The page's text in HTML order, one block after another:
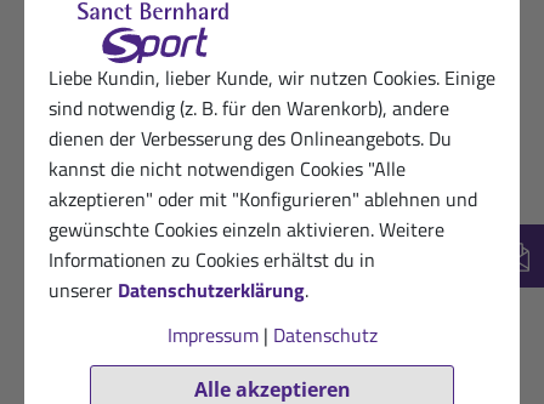
Liebe Kundin, lieber Kunde, wir nutzen Cookies. Einige
sind notwendig (z. B. für den Warenkorb), andere
dienen der Verbesserung des Onlineangebots. Du
kannst die nicht notwendigen Cookies "Alle
akzeptieren" oder mit "Konfigurieren" ablehnen und
gewünschte Cookies einzeln aktivieren. Weitere
Informationen zu Cookies erhältst du in
unserer Datenschutzerklärung.
Impressum| Datenschutz
Alle akzeptieren
Zufriedene Kundin von Sanct Bernhard
Sport
★★★★★
Einfach lecker
VERIFIZIERT Hilfreich? (0)
25.05.2023
Zufriedene Sanct Bernhard Sport-Kundin
★★★★★
Gut verträglich bei Belastung.
(Laktoseintollerant)